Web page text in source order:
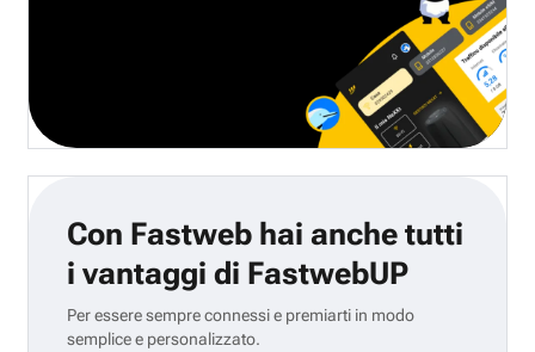
Con Fastweb hai anche tutti
i vantaggi di FastwebUP
Per essere sempre connessi e premiarti in modo
semplice e personalizzato.